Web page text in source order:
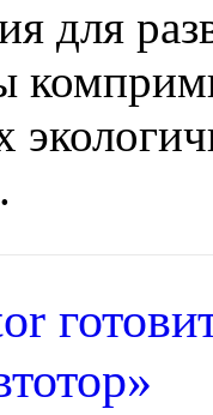
для